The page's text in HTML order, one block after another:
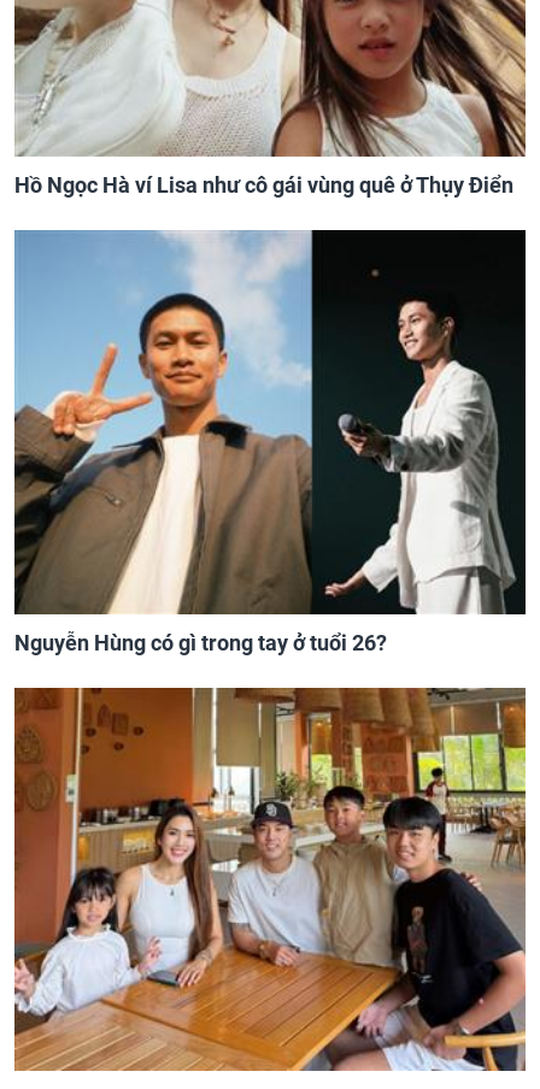
Hồ Ngọc Hà ví Lisa như cô gái vùng quê ở Thụy Điển
Nguyễn Hùng có gì trong tay ở tuổi 26?